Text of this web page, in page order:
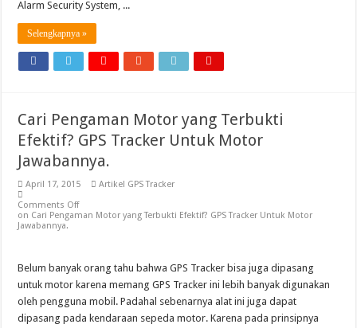
Alarm Security System, ...
Selengkapnya »
Cari Pengaman Motor yang Terbukti
Efektif? GPS Tracker Untuk Motor
Jawabannya.
April 17, 2015
Artikel GPS Tracker
Comments Off
on Cari Pengaman Motor yang Terbukti Efektif? GPS Tracker Untuk Motor
Jawabannya.
Belum banyak orang tahu bahwa GPS Tracker bisa juga dipasang
untuk motor karena memang GPS Tracker ini lebih banyak digunakan
oleh pengguna mobil. Padahal sebenarnya alat ini juga dapat
dipasang pada kendaraan sepeda motor. Karena pada prinsipnya